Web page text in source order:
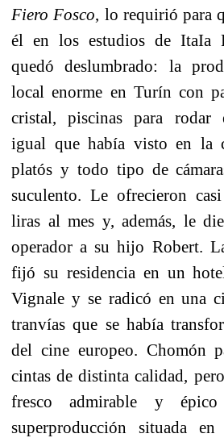
Fiero Fosco, lo requirió para
él en los estudios de ItaIa
quedó deslumbrado: la
local enorme en Turín con
cristal, piscinas para rodar
igual que había visto en la
platós y todo tipo de
suculento. Le ofrecieron
liras al mes y, además, le
operador a su hijo Robert.
fijó su residencia en un
Vignale y se radicó en una
tranvías que se había
del cine europeo. Chomón
cintas de distinta calidad,
fresco admirable y
superproducción situada